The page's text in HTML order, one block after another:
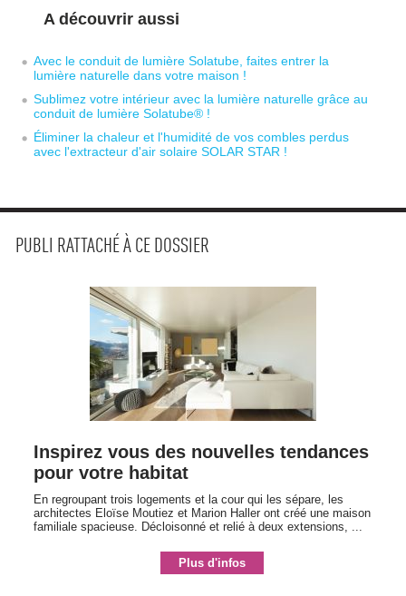
A découvrir aussi
Avec le conduit de lumière Solatube, faites entrer la
lumière naturelle dans votre maison !
Sublimez votre intérieur avec la lumière naturelle grâce au
conduit de lumière Solatube® !
Éliminer la chaleur et l'humidité de vos combles perdus
avec l'extracteur d'air solaire SOLAR STAR !
PUBLI RATTACHÉ À CE DOSSIER
Inspirez vous des nouvelles tendances
pour votre habitat
En regroupant trois logements et la cour qui les sépare, les
architectes Eloïse Moutiez et Marion Haller ont créé une maison
familiale spacieuse. Décloisonné et relié à deux extensions, ...
Plus d'infos